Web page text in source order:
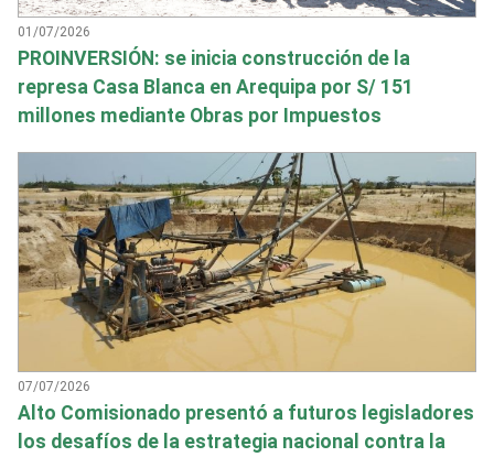
01/07/2026
PROINVERSIÓN: se inicia construcción de la
represa Casa Blanca en Arequipa por S/ 151
millones mediante Obras por Impuestos
07/07/2026
Alto Comisionado presentó a futuros legisladores
los desafíos de la estrategia nacional contra la